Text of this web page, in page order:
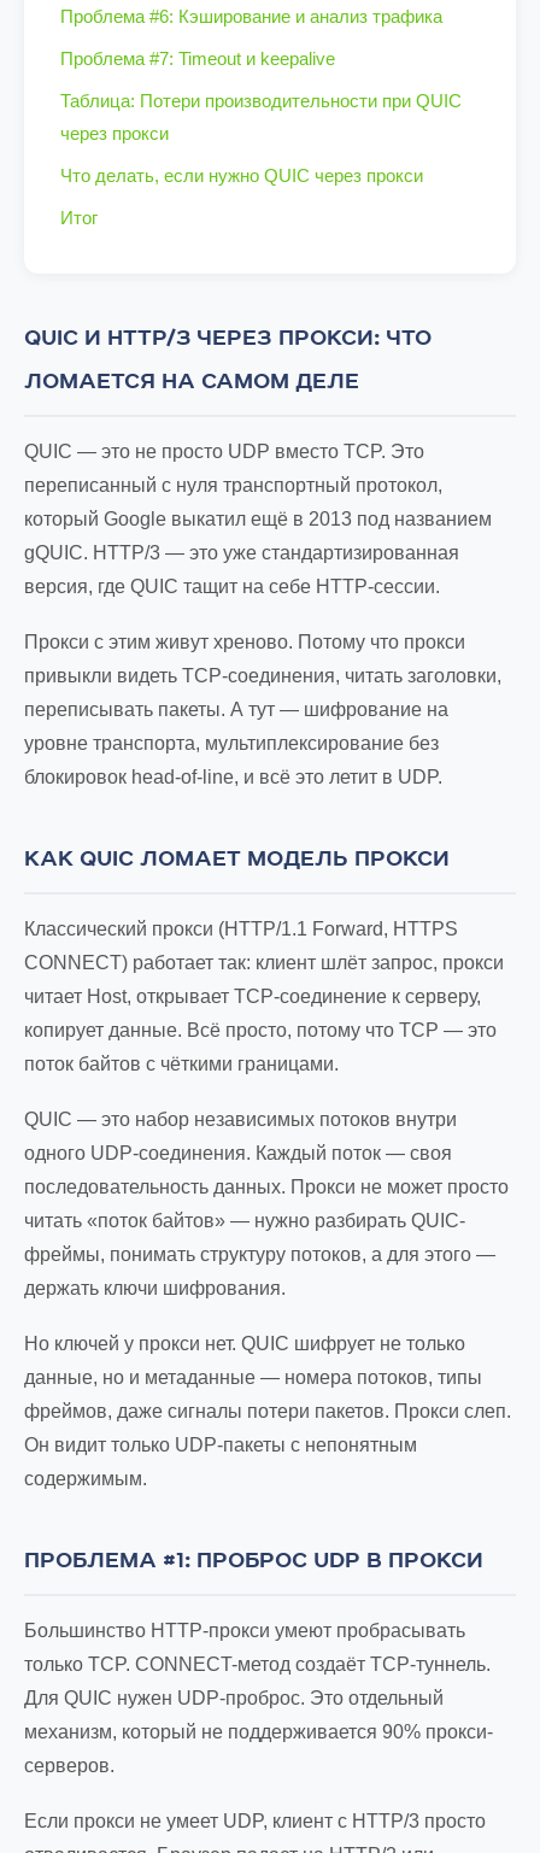
Проблема #6: Кэширование и анализ трафика
Проблема #7: Timeout и keepalive
Таблица: Потери производительности при QUIC
через прокси
Что делать, если нужно QUIC через прокси
Итог
QUIC И HTTP/3 ЧЕРЕЗ ПРОКСИ: ЧТО
ЛОМАЕТСЯ НА САМОМ ДЕЛЕ
QUIC — это не просто UDP вместо TCP. Это
переписанный с нуля транспортный протокол,
который Google выкатил ещё в 2013 под названием
gQUIC. HTTP/3 — это уже стандартизированная
версия, где QUIC тащит на себе HTTP-сессии.
Прокси с этим живут хреново. Потому что прокси
привыкли видеть TCP-соединения, читать заголовки,
переписывать пакеты. А тут — шифрование на
уровне транспорта, мультиплексирование без
блокировок head-of-line, и всё это летит в UDP.
КАК QUIC ЛОМАЕТ МОДЕЛЬ ПРОКСИ
Классический прокси (HTTP/1.1 Forward, HTTPS
CONNECT) работает так: клиент шлёт запрос, прокси
читает Host, открывает TCP-соединение к серверу,
копирует данные. Всё просто, потому что TCP — это
поток байтов с чёткими границами.
QUIC — это набор независимых потоков внутри
одного UDP-соединения. Каждый поток — своя
последовательность данных. Прокси не может просто
читать «поток байтов» — нужно разбирать QUIC-
фреймы, понимать структуру потоков, а для этого —
держать ключи шифрования.
Но ключей у прокси нет. QUIC шифрует не только
данные, но и метаданные — номера потоков, типы
фреймов, даже сигналы потери пакетов. Прокси слеп.
Он видит только UDP-пакеты с непонятным
содержимым.
ПРОБЛЕМА #1: ПРОБРОС UDP В ПРОКСИ
Большинство HTTP-прокси умеют пробрасывать
только TCP. CONNECT-метод создаёт TCP-туннель.
Для QUIC нужен UDP-проброс. Это отдельный
механизм, который не поддерживается 90% прокси-
серверов.
Если прокси не умеет UDP, клиент с HTTP/3 просто